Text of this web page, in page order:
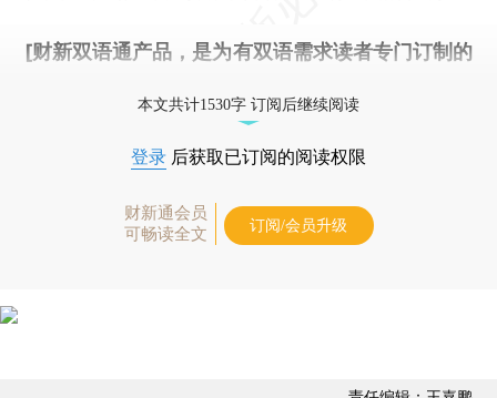
[财新双语通产品，是为有双语需求读者专门订制的
本文共计1530字 订阅后继续阅读
登录 后获取已订阅的阅读权限
财新通会员
可畅读全文
订阅/会员升级